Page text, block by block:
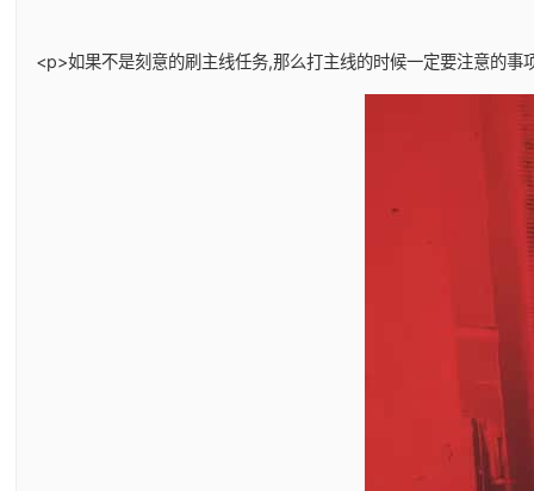
<p>如果不是刻意的刷主线任务,那么打主线的时候一定要注意的